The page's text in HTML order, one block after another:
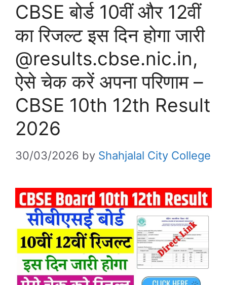
CBSE बोर्ड 10वीं और 12वीं
का रिजल्ट इस दिन होगा जारी
@results.cbse.nic.in,
ऐसे चेक करें अपना परिणाम –
CBSE 10th 12th Result
2026
30/03/2026 by Shahjalal City College